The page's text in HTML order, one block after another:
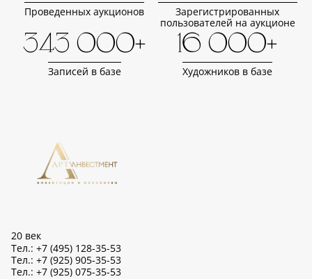
Проведенных аукционов
Зарегистрированных
пользователей на аукционе
343 000+
Записей в базе
16 000+
Художников в базе
20 век
Тел.: +7 (495) 128-35-53
Тел.: +7 (925) 905-35-53
Тел.: +7 (925) 075-35-53